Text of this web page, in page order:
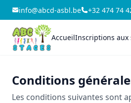
info@abcd-asbl.be +32 474 74
AccueilInscriptions aux
Conditions
Les conditions suivantes sont